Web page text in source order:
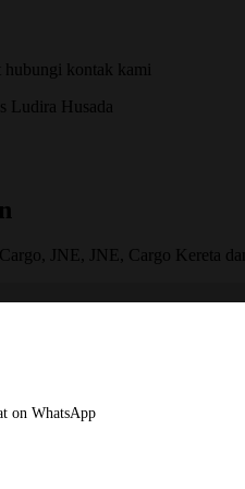
kontak kami
Ludira Husada
JNE, JNE, Cargo Kereta
on WhatsApp